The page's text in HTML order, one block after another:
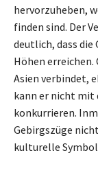
hervorzuheben,
finden sind. Der
deutlich, dass
Höhen erreichen.
Asien verbindet,
kann er nicht mit
konkurrieren.
Gebirgszüge
kulturelle